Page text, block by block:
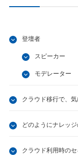
登壇者
スピーカー
モデレーター
クラウド移行で、気
どのようにナレッ
クラウド利用時の